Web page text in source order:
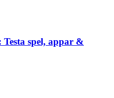
spel, appar &